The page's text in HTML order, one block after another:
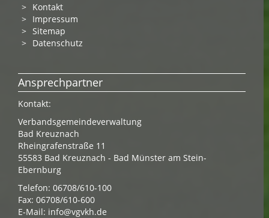
Kontakt
Impressum
Sitemap
Datenschutz
Ansprechpartner
Kontakt:
Verbandsgemeindeverwaltung
Bad Kreuznach
Rheingrafenstraße 11
55583 Bad Kreuznach - Bad Münster am Stein-
Ebernburg
Telefon: 06708/610-100
Fax: 06708/610-600
E-Mail: info@vgvkh.de